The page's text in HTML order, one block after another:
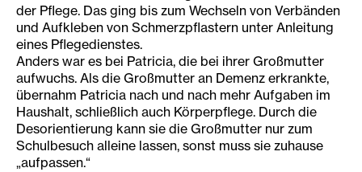
der Pflege. Das ging bis zum Wechseln von Verbänden
und Aufkleben von Schmerzpflastern unter Anleitung
eines Pflegedienstes.
Anders war es bei Patricia, die bei ihrer Großmutter
aufwuchs. Als die Großmutter an Demenz erkrankte,
übernahm Patricia nach und nach mehr Aufgaben im
Haushalt, schließlich auch Körperpflege. Durch die
Desorientierung kann sie die Großmutter nur zum
Schulbesuch alleine lassen, sonst muss sie zuhause
„aufpassen.“